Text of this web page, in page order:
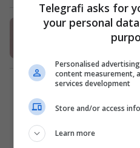
Artriti
Temat
Telegrafi asks for
your personal
Personalised
content measurement,
services development
Store and/or access
Learn more